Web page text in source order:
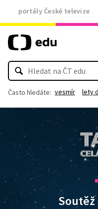
portály České televize
Často hledáte: vesmír lety
Soutěž